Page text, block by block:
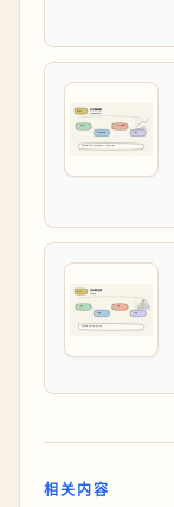
相关内容